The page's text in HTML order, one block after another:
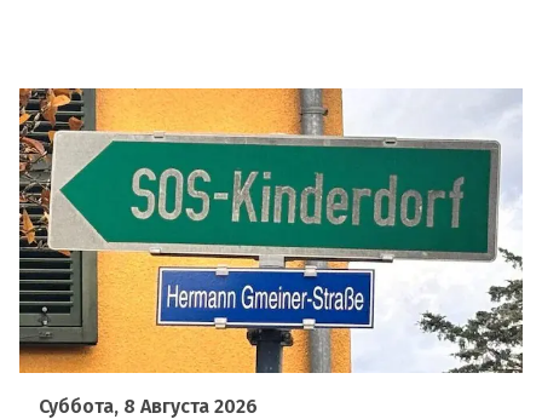
Суббота, 8 Августа 2026